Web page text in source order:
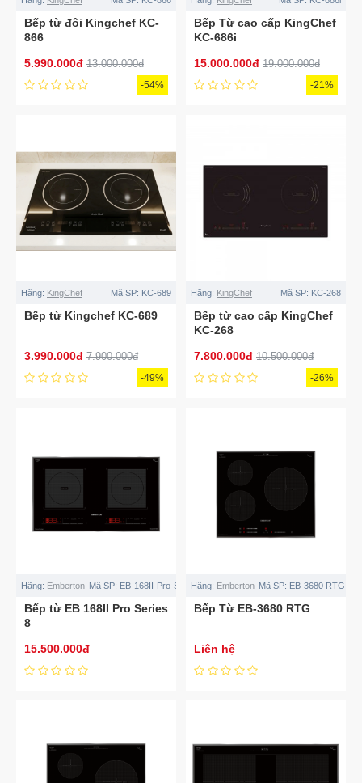
Bếp từ đôi Kingchef KC-
866
5.990.000đ 13.000.000đ
-54%
Bếp Từ cao cấp KingChef
KC-686i
15.000.000đ 19.000.000đ
-21%
Hãng: KingChef Mã SP: KC-689
Bếp từ Kingchef KC-689
3.990.000đ 7.900.000đ
-49%
Hãng: KingChef Mã SP: KC-268
Bếp từ cao cấp KingChef
KC-268
7.800.000đ 10.500.000đ
-26%
Hãng: Emberton Mã SP: EB-168II-Pro-Series-8
Bếp từ EB 168II Pro Series
8
15.500.000đ
Hãng: Emberton Mã SP: EB-3680 RTG
Bếp Từ EB-3680 RTG
Liên hệ